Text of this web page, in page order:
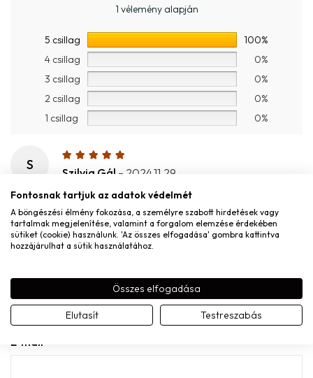
1 vélemény alapján
5 csillag
100%
4 csillag
0%
3 csillag
0%
2 csillag
0%
1 csillag
0%
S
Szilvia Gál – 2024.11.29.
2024.11.29.
MONDD EL A VÉLEMÉNYED
E-mail
Fontosnak tartjuk az adatok védelmét
A böngészési élmény fokozása, a személyre szabott hirdetések vagy
tartalmak megjelenítése, valamint a forgalom elemzése érdekében
sütiket (cookie) használunk. 'Az összes elfogadása' gombra kattintva
hozzájárulhat a sütik használatához.
Összes elfogadása
Elutasít Testreszabás